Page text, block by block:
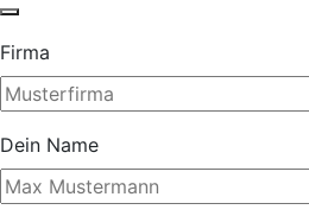
Firma
Dein Name